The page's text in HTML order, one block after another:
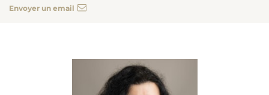
Envoyer un email